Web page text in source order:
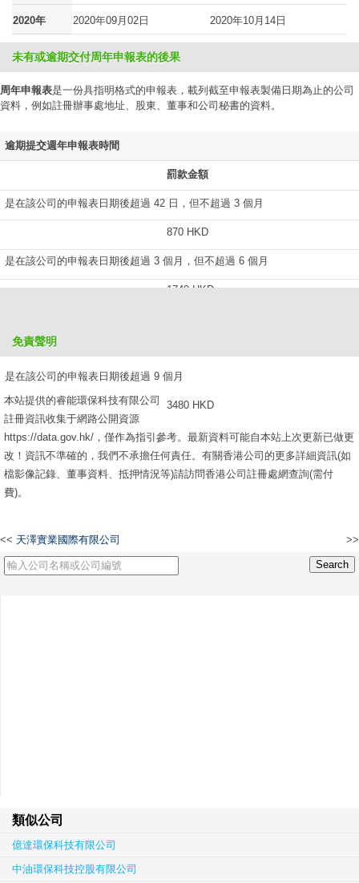
2020年 2020年09月02日 2020年10月14日
未有或逾期交付周年申報表的後果
周年申報表是一份具指明格式的申報表，載列截至申報表製備日期為止的公司
資料，例如註冊辦事處地址、股東、董事和公司秘書的資料。
逾期提交週年申報表時間
罰款金額
是在該公司的申報表日期後超過 42 日，但不超過 3 個月
870 HKD
是在該公司的申報表日期後超過 3 個月，但不超過 6 個月
1740 HKD
是在該公司的申報表日期後超過 9 個月
3480 HKD
免責聲明
本站提供的睿能環保科技有限公司
註冊資訊收集于網路公開資源
https://data.gov.hk/，僅作為指引參考。最新資料可能自本站上次更新已做更
改！資訊不準確的，我們不承擔任何責任。有關香港公司的更多詳細資訊(如
檔影像記錄、董事資料、抵押情況等)請訪問香港公司註冊處網查詢(需付
費)。
<< 天澤實業國際有限公司 >>
類似公司
億達環保科技有限公司
中油環保科技控股有限公司